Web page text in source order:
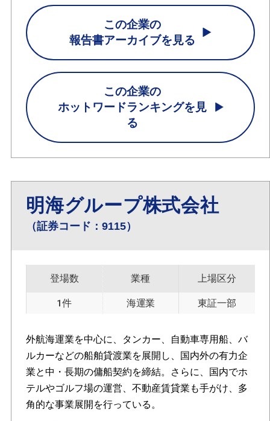
この企業の
報告書アーカイブを見る
この企業の
ホットワードランキングを見
る
明海グループ株式会社
（証券コード：9115）
登場数
1件
業種
海運業
上場区分
東証一部
外航海運業を中心に、タンカー、自動車専用船、バ
ルカーなどの船舶貸渡業を展開し、国内外の有力企
業と中・長期の傭船契約を締結。さらに、国内でホ
テルやゴルフ場の運営、不動産賃貸業も手がけ、多
角的な事業展開を行っている。